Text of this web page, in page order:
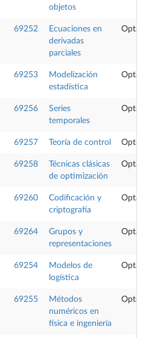
objetos
69252
Ecuaciones en
derivadas
parciales
69253
Modelización
estadística
69256
Series
temporales
69257 Teoría de control
69258
Técnicas clásicas
de optimización
69260
Codificación y
criptografía
69264
Grupos y
representaciones
69254
Modelos de
logística
69255
Métodos
numéricos en
física e ingeniería